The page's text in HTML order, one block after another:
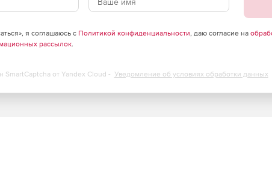
я соглашаюсь с Политикой конфиденциальности, даю согласие на
рассылок.
SmartCaptcha от Yandex Cloud - Уведомление об условиях обработки данных